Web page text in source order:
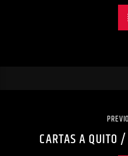
CARTAS A QUITO